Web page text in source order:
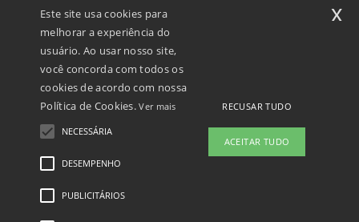
Enviamos com
Menções Legais-Política de Privacidade
Este site usa cookies para
melhorar a experiência do
usuário. Ao usar nosso site,
você concorda com todos os
cookies de acordo com nossa
Política de Cookies.Ver mais
NECESSÁRIA
DESEMPENHO
PUBLICITÁRIOS
RECUSAR TUDO
ACEITAR TUDO
x